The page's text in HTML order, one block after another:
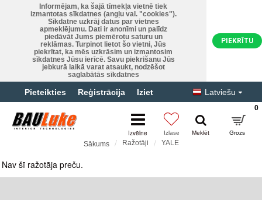
Informējam, ka šajā tīmekļa vietnē tiek
izmantotas sīkdatnes (angļu val. "cookies").
Sīkdatne uzkrāj datus par vietnes
apmeklējumu. Dati ir anonīmi un palīdz
piedāvāt Jums piemērotu saturu un
reklāmas. Turpinot lietot šo vietni, Jūs
piekrītat, ka mēs uzkrāsim un izmantosim
sīkdatnes Jūsu ierīcē. Savu piekrišanu Jūs
jebkurā laikā varat atsaukt, nodzēšot
saglabātās sīkdatnes
PIEKRĪTU
Pieteikties Reģistrācija Iziet Latviešu
0
Sākums Ražotāji YALE
Nav šī ražotāja preču.